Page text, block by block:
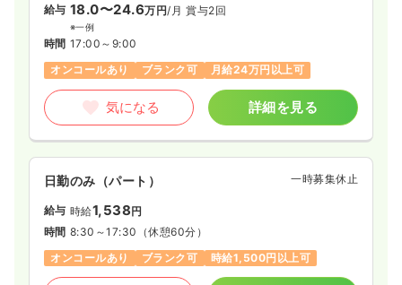
給与 18.0〜24.6万円/月 賞与2回
※一例
時間 17:00～9:00
オンコールあり
ブランク可 月給24万円以上可
気になる 詳細を見る
日勤のみ（パート） 一時募集休止
給与 時給1,538円
時間 8:30～17:30 （休憩60分）
オンコールあり
ブランク可 時給1,500円以上可